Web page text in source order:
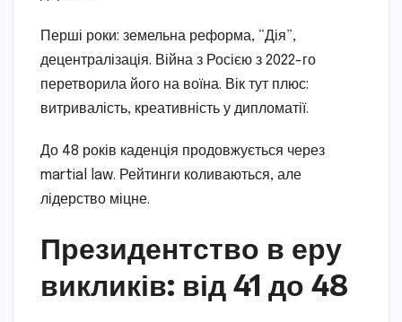
Перші роки: земельна реформа, “Дія”,
децентралізація. Війна з Росією з 2022-го
перетворила його на воїна. Вік тут плюс:
витривалість, креативність у дипломатії.
До 48 років каденція продовжується через
martial law. Рейтинги коливаються, але
лідерство міцне.
Президентство в еру
викликів: від 41 до 48